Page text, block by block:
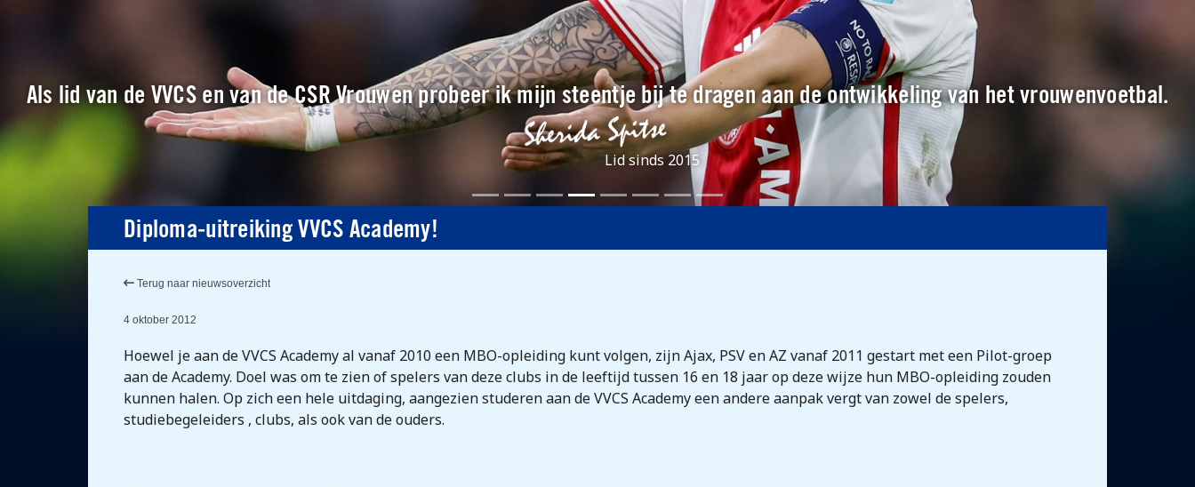
Als lid van de VVCS en van de CSR Vrouwen probeer ik mijn steentje bij te dragen aan de ontwikkeling van het vrouwenvoetbal.
Lid sinds 2015
Diploma-uitreiking VVCS Academy!
Terug naar nieuwsoverzicht
4 oktober 2012
Hoewel je aan de VVCS Academy al vanaf 2010 een MBO-opleiding kunt volgen, zijn Ajax, PSV en AZ vanaf 2011 gestart met een Pilot-groep
aan de Academy. Doel was om te zien of spelers van deze clubs in de leeftijd tussen 16 en 18 jaar op deze wijze hun MBO-opleiding zouden
kunnen halen. Op zich een hele uitdaging, aangezien studeren aan de VVCS Academy een andere aanpak vergt van zowel de spelers,
studiebegeleiders , clubs, als ook van de ouders.